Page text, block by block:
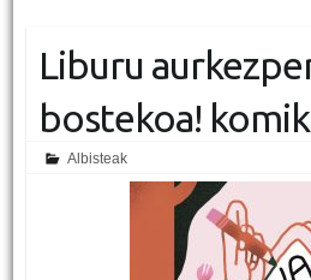
Liburu
bostekoa!
Albisteak